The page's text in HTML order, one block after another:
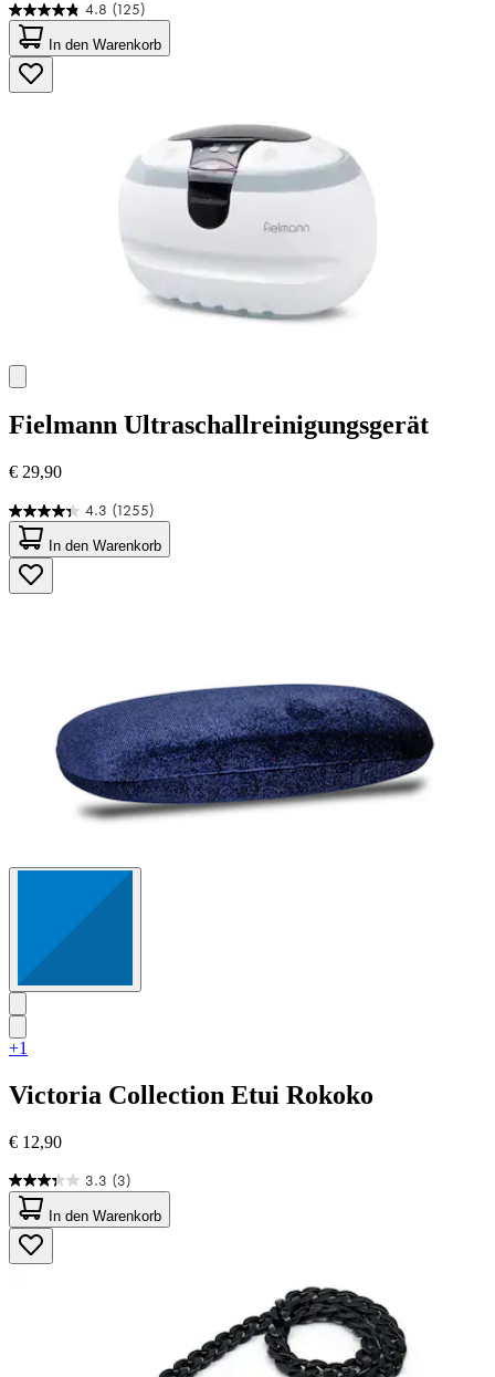
4.8 (125)
4.8
von
5
Sternen.
125
In den Warenkorb
Fielmann Ultraschallreinigungsgerät
€ 29,90
4.3 (1255)
4.3
von
5
Sternen.
1255
In den Warenkorb
+1
Victoria Collection Etui Rokoko
€ 12,90
3.3 (3)
3.3
von
5
Sternen.
3
In den Warenkorb